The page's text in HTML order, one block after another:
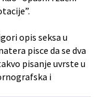
opis seksa u
pisce da se dva
pisanje uvrste u
i